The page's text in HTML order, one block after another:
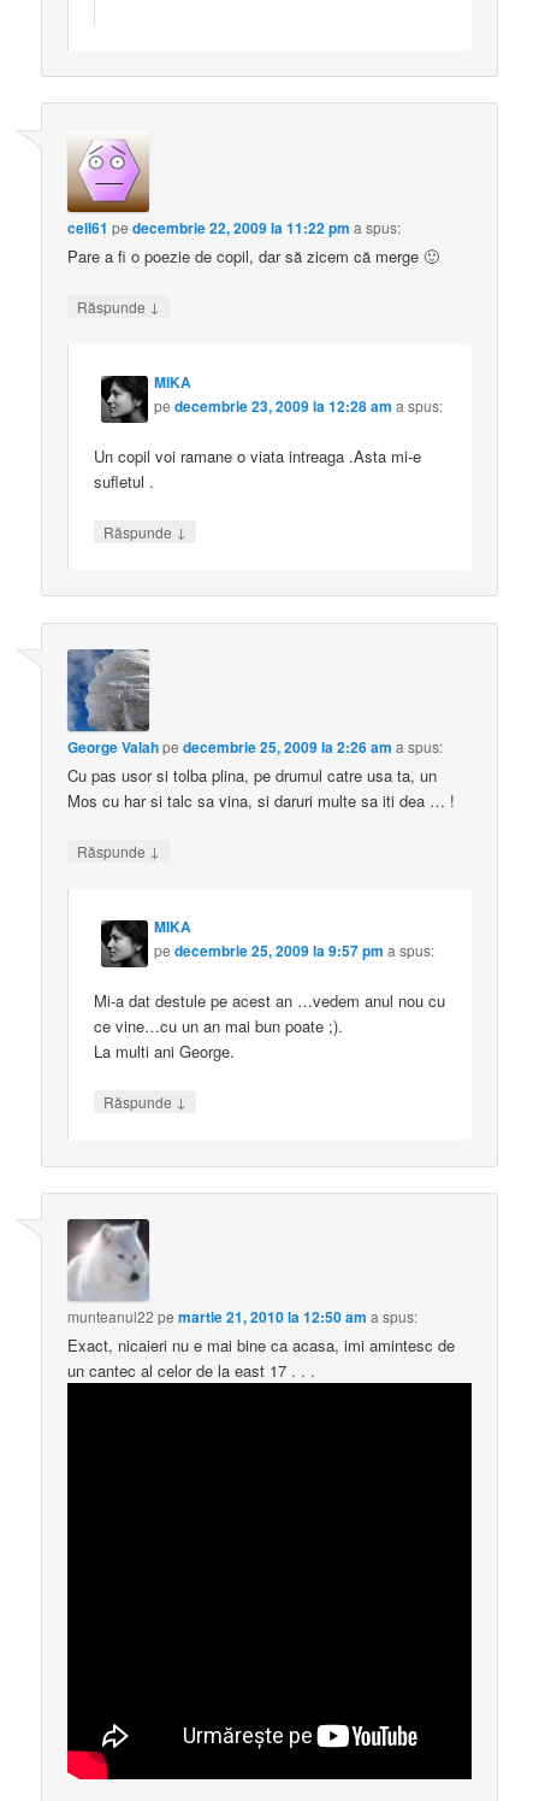
cell61 pedecembrie 22, 2009 la 11:22 pm a spus:
Pare a fi o poezie de copil, dar să zicem că merge 🙂
Răspunde ↓
MIKA
pedecembrie 23, 2009 la 12:28 am a spus:
Un copil voi ramane o viata intreaga .Asta mi-e
sufletul .
Răspunde ↓
George Valahpedecembrie 25, 2009 la 2:26 am a spus:
Cu pas usor si tolba plina, pe drumul catre usa ta, un
Mos cu har si talc sa vina, si daruri multe sa iti dea … !
Răspunde ↓
MIKA
pedecembrie 25, 2009 la 9:57 pm a spus:
Mi-a dat destule pe acest an …vedem anul nou cu
ce vine…cu un an mai bun poate ;).
La multi ani George.
Răspunde ↓
munteanul22 pemartie 21, 2010 la 12:50 am a spus:
Exact, nicaieri nu e mai bine ca acasa, imi amintesc de
un cantec al celor de la east 17 . . .